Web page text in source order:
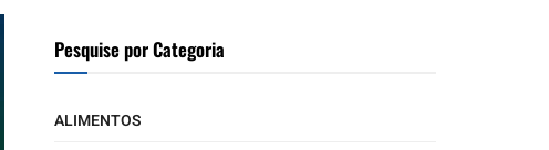
Pesquise por Categoria
ALIMENTOS